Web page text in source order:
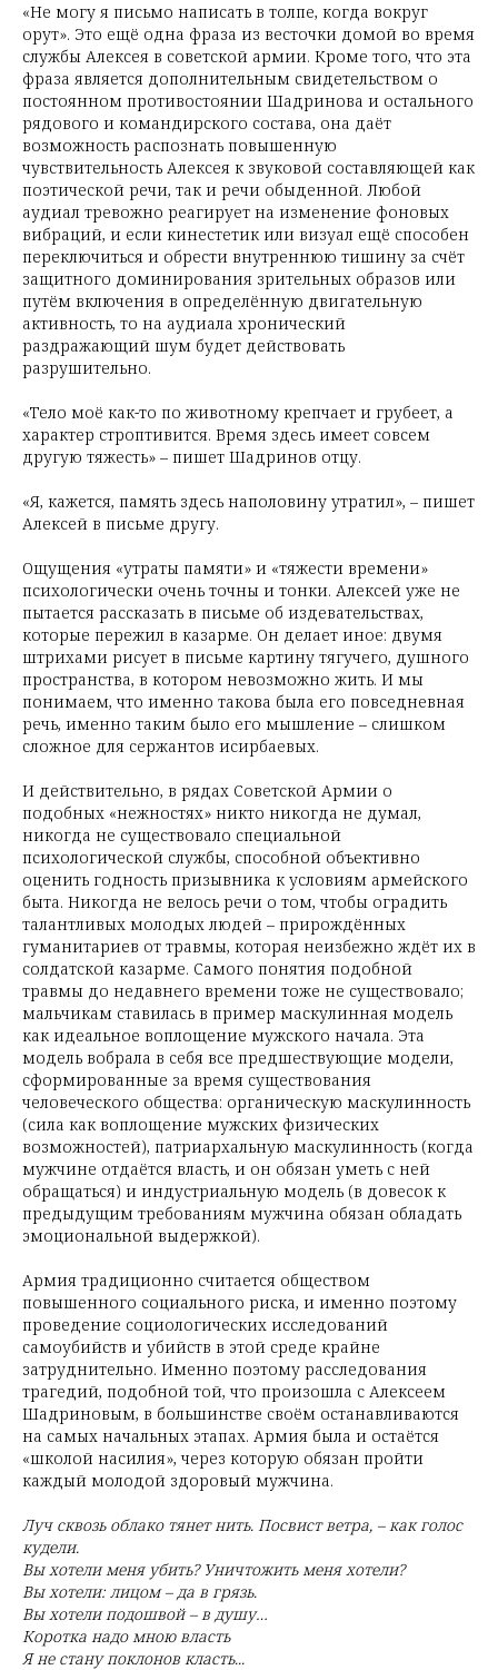
«Не могу я письмо написать в толпе, когда вокруг
орут». Это ещё одна фраза из весточки домой во время
службы Алексея в советской армии. Кроме того, что эта
фраза является дополнительным свидетельством о
постоянном противостоянии Шадринова и остального
рядового и командирского состава, она даёт
возможность распознать повышенную
чувствительность Алексея к звуковой составляющей как
поэтической речи, так и речи обыденной. Любой
аудиал тревожно реагирует на изменение фоновых
вибраций, и если кинестетик или визуал ещё способен
переключиться и обрести внутреннюю тишину за счёт
защитного доминирования зрительных образов или
путём включения в определённую двигательную
активность, то на аудиала хронический
раздражающий шум будет действовать
разрушительно.
«Тело моё как-то по животному крепчает и грубеет, а
характер строптивится. Время здесь имеет совсем
другую тяжесть» – пишет Шадринов отцу.
«Я, кажется, память здесь наполовину утратил», – пишет
Алексей в письме другу.
Ощущения «утраты памяти» и «тяжести времени»
психологически очень точны и тонки. Алексей уже не
пытается рассказать в письме об издевательствах,
которые пережил в казарме. Он делает иное: двумя
штрихами рисует в письме картину тягучего, душного
пространства, в котором невозможно жить. И мы
понимаем, что именно такова была его повседневная
речь, именно таким было его мышление – слишком
сложное для сержантов исирбаевых.
И действительно, в рядах Советской Армии о
подобных «нежностях» никто никогда не думал,
никогда не существовало специальной
психологической службы, способной объективно
оценить годность призывника к условиям армейского
быта. Никогда не велось речи о том, чтобы оградить
талантливых молодых людей – прирождённых
гуманитариев от травмы, которая неизбежно ждёт их в
солдатской казарме. Самого понятия подобной
травмы до недавнего времени тоже не существовало;
мальчикам ставилась в пример маскулинная модель
как идеальное воплощение мужского начала. Эта
модель вобрала в себя все предшествующие модели,
сформированные за время существования
человеческого общества: органическую маскулинность
(сила как воплощение мужских физических
возможностей), патриархальную маскулинность (когда
мужчине отдаётся власть, и он обязан уметь с ней
обращаться) и индустриальную модель (в довесок к
предыдущим требованиям мужчина обязан обладать
эмоциональной выдержкой).
Армия традиционно считается обществом
повышенного социального риска, и именно поэтому
проведение социологических исследований
самоубийств и убийств в этой среде крайне
затруднительно. Именно поэтому расследования
трагедий, подобной той, что произошла с Алексеем
Шадриновым, в большинстве своём останавливаются
на самых начальных этапах. Армия была и остаётся
«школой насилия», через которую обязан пройти
каждый молодой здоровый мужчина.
Луч сквозь облако тянет нить. Посвист ветра, – как голос
кудели.
Вы хотели меня убить? Уничтожить меня хотели?
Вы хотели: лицом – да в грязь.
Вы хотели подошвой – в душу…
Коротка надо мною власть
Я не стану поклонов класть...